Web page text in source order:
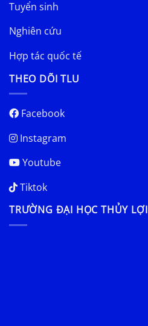
Tuyển sinh
Nghiên cứu
Hợp tác quốc tế
THEO DÕI TLU
Facebook
Instagram
Youtube
Tiktok
TRƯỜNG ĐẠI HỌC THỦY LỢI